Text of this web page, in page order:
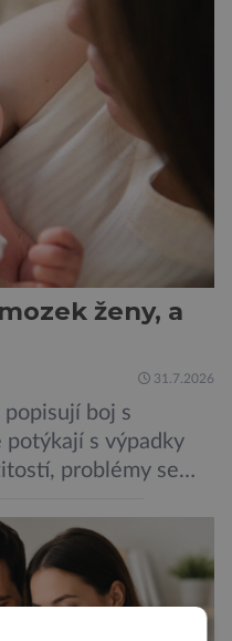
izolované
kompletní
Colin
ženy, a
31.7.2026
boj s
potýkají s výpadky
problémy se
při péči o
ukazuje, že za tím
těhotenstvím!